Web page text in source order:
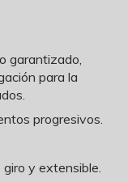
garantizado,
para la
progresivos.
y extensible.